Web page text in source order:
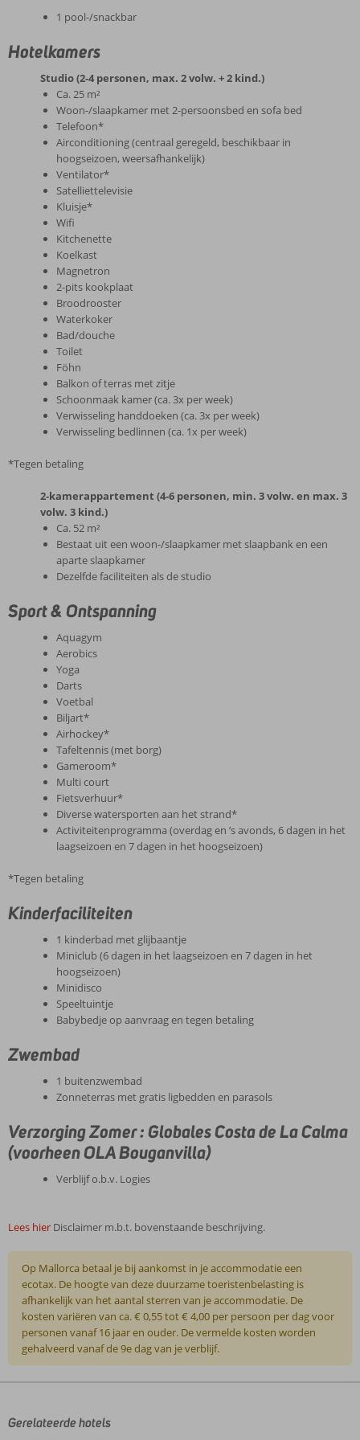
1 pool-/snackbar
Hotelkamers
Studio (2-4 personen, max. 2 volw. + 2 kind.)
Ca. 25 m²
Woon-/slaapkamer met 2-persoonsbed en sofa bed
Telefoon*
Airconditioning (centraal geregeld, beschikbaar in
hoogseizoen, weersafhankelijk)
Ventilator*
Satelliettelevisie
Kluisje*
Wifi
Kitchenette
Koelkast
Magnetron
2-pits kookplaat
Broodrooster
Waterkoker
Bad/douche
Toilet
Föhn
Balkon of terras met zitje
Schoonmaak kamer (ca. 3x per week)
Verwisseling handdoeken (ca. 3x per week)
Verwisseling bedlinnen (ca. 1x per week)
*Tegen betaling
2-kamerappartement (4-6 personen, min. 3 volw. en max. 3
volw. 3 kind.)
Ca. 52 m²
Bestaat uit een woon-/slaapkamer met slaapbank en een
aparte slaapkamer
Dezelfde faciliteiten als de studio
Sport & Ontspanning
Aquagym
Aerobics
Yoga
Darts
Voetbal
Biljart*
Airhockey*
Tafeltennis (met borg)
Gameroom*
Multi court
Fietsverhuur*
Diverse watersporten aan het strand*
Activiteitenprogramma (overdag en ’s avonds, 6 dagen in het
laagseizoen en 7 dagen in het hoogseizoen)
*Tegen betaling
Kinderfaciliteiten
1 kinderbad met glijbaantje
Miniclub (6 dagen in het laagseizoen en 7 dagen in het
hoogseizoen)
Minidisco
Speeltuintje
Babybedje op aanvraag en tegen betaling
Zwembad
1 buitenzwembad
Zonneterras met gratis ligbedden en parasols
Verzorging Zomer : Globales Costa de La Calma
(voorheen OLA Bouganvilla)
Verblijf o.b.v. Logies
Lees hier Disclaimer m.b.t. bovenstaande beschrijving.
Op Mallorca betaal je bij aankomst in je accommodatie een
ecotax. De hoogte van deze duurzame toeristenbelasting is
afhankelijk van het aantal sterren van je accommodatie. De
kosten variëren van ca. € 0,55 tot € 4,00 per persoon per dag voor
personen vanaf 16 jaar en ouder. De vermelde kosten worden
gehalveerd vanaf de 9e dag van je verblijf.
door
Gerelateerde hotels